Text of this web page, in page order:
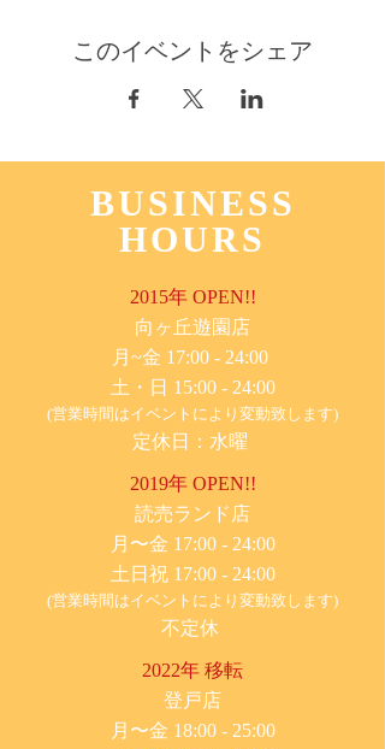
このイベントをシェア
BUSINESS
HOURS
2015年 OPEN!!
​向ヶ丘遊園店
月~金 17:00 - 24:00
土・日 15:00 - 24:00
(営業時間はイベントにより変動致します)
定休日：水曜
2019年 OPEN!!
​読売ランド店
月〜金 17:00 - 24:00
土日祝 17:00 - 24:00
(営業時間はイベントにより変動致します)
不定休
2022年 移転
​登戸店
月〜金 18:00 - 25:00